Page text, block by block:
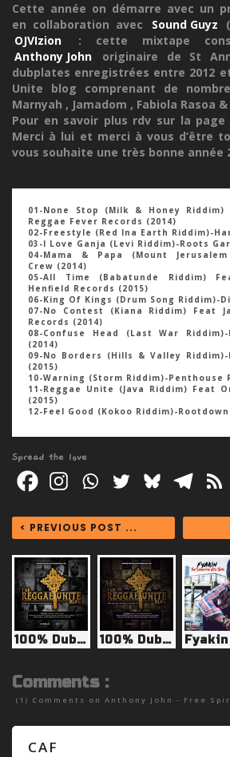
Cette année on démarre avec un
en collaboration avec
Sound Guyz
OJVIzion
: cette mixtape
Anthony John
originaire de St
dubplates enregistrées entre 2012
Unite blog comprenant de
Marnyah , Jamadom , Fabiola Rasoa
Pour en savoir plus rdv sur la page
Merci à lui et merci à vous d’être
vous souhaite une très bonne année
01-None Stop (Milk & Honey Riddim)
Reggae Fever Records (2014)
02-Freestyle (Red Ina Earth Riddim)-
03-I Love Ganja (Levi Riddim)-Roots
04-Mama & Papa (Mount Jerusalem
Crew (2014)
05-All Time (Babatunde Riddim)
Henfield Records (2015)
06-King Of Kings (Drum Song Riddim)-
07-No Contest (Kiana Riddim) Feat
Records (2014)
08-Confuse Head (Last War
(2014)
09-No Borders (Hills & Valley
(2015)
10-Warning (Storm Riddim)-Penthouse
11-Reggae Unite (Java Riddim) Feat
(2015)
12-Feel Good (Kokoo Riddim)-
Spread the love
< PREVIOUS POST ...
100% Dubplates West Indies/Africa/France 100% Dubplates Vol.5
Comments :
(1) Comments on Anthony John - Free
CAF